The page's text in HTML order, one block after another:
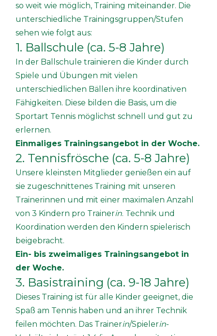
so weit wie möglich, Training miteinander. Die
unterschiedliche Trainingsgruppen/Stufen
sehen wie folgt aus:
1. Ballschule (ca. 5-8 Jahre)
In der Ballschule trainieren die Kinder durch
Spiele und Übungen mit vielen
unterschiedlichen Bällen ihre koordinativen
Fähigkeiten. Diese bilden die Basis, um die
Sportart Tennis möglichst schnell und gut zu
erlernen.
Einmaliges Trainingsangebot in der Woche.
2. Tennisfrösche (ca. 5-8 Jahre)
Unsere kleinsten Mitglieder genießen ein auf
sie zugeschnittenes Training mit unseren
Trainerinnen und mit einer maximalen Anzahl
von 3 Kindern pro Trainerin. Technik und
Koordination werden den Kindern spielerisch
beigebracht.
Ein- bis zweimaliges Trainingsangebot in
der Woche.
3. Basistraining (ca. 9-18 Jahre)
Dieses Training ist für alle Kinder geeignet, die
Spaß am Tennis haben und an ihrer Technik
feilen möchten. Das Trainerin/Spielerin-